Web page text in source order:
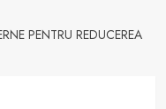
PENTRU REDUCEREA